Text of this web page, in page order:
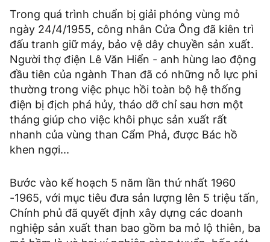
Trong quá trình chuẩn bị giải phóng vùng mỏ
ngày 24/4/1955, công nhân Cửa Ông đã kiên trì
đấu tranh giữ máy, bảo vệ dây chuyền sản xuất.
Người thợ điện Lê Văn Hiển - anh hùng lao động
đầu tiên của ngành Than đã có những nỗ lực phi
thường trong việc phục hồi toàn bộ hệ thống
điện bị địch phá hủy, tháo dỡ chỉ sau hơn một
tháng giúp cho việc khôi phục sản xuất rất
nhanh của vùng than Cẩm Phả, được Bác hồ
khen ngợi...
Bước vào kế hoạch 5 năm lần thứ nhất 1960
-1965, với mục tiêu đưa sản lượng lên 5 triệu tấn,
Chính phủ đã quyết định xây dựng các doanh
nghiệp sản xuất than bao gồm ba mỏ lộ thiên, ba